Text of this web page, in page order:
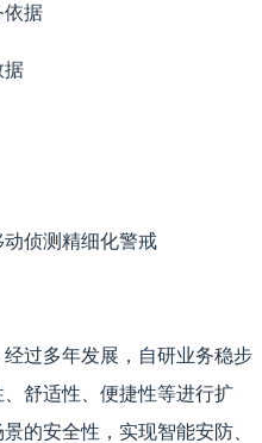
依据
据
侦测精细化警戒
过多年发展，自研业务稳步
舒适性、便捷性等进行扩
的安全性，实现智能安防、